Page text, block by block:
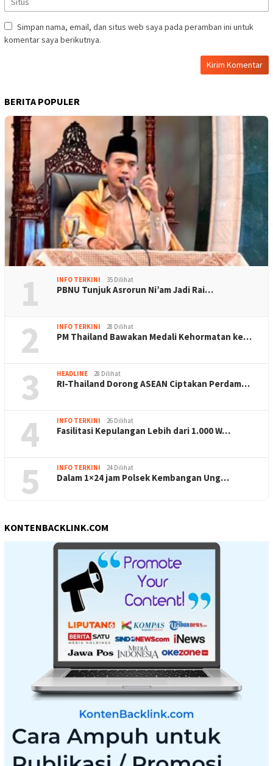
Simpan nama, email, dan situs web saya pada peramban ini untuk
komentar saya berikutnya.
BERITA POPULER
1 INFO TERKINI 35 Dilihat
PBNU Tunjuk Asrorun Ni’am Jadi Rai…
2 INFO TERKINI 28 Dilihat
PM Thailand Bawakan Medali Kehormatan ke…
3 HEADLINE 28 Dilihat
RI-Thailand Dorong ASEAN Ciptakan Perdam…
4 INFO TERKINI 26 Dilihat
Fasilitasi Kepulangan Lebih dari 1.000 W…
5 INFO TERKINI 24 Dilihat
Dalam 1×24 jam Polsek Kembangan Ung…
KONTENBACKLINK.COM